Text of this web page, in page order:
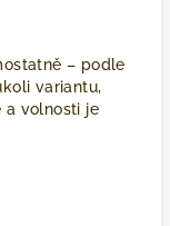
– podle
variantu,
a volnosti je